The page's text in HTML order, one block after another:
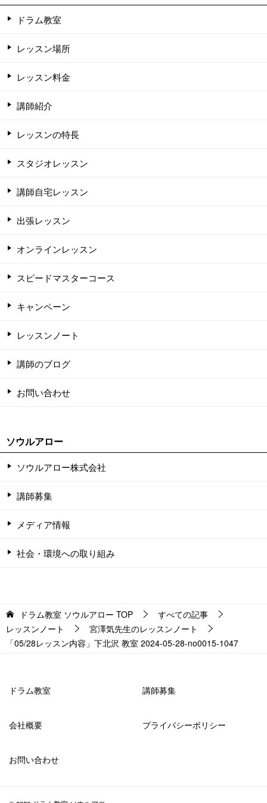
ドラム教室
レッスン場所
レッスン料金
講師紹介
レッスンの特長
スタジオレッスン
講師自宅レッスン
出張レッスン
オンラインレッスン
スピードマスターコース
キャンペーン
レッスンノート
講師のブログ
お問い合わせ
ソウルアロー
ソウルアロー株式会社
講師募集
メディア情報
社会・環境への取り組み
ドラム教室 ソウルアロー TOP
すべての記事
レッスンノート
宮澤気先生のレッスンノート
「05/28レッスン内容」下北沢 教室 2024-05-28-no0015-1047
ドラム教室 講師募集
会社概要 プライバシーポリシー
お問い合わせ